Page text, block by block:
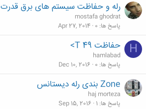
رله و حفاظت سیستم های برق قدرت
mostafa ghodrat
پاسخ ها 0
Apr 27, 2014
H حفاظت 49 T>
hamlabad
پاسخ ها 0
Dec 10, 2016
Zone بندی رله دیستانس
haj morteza
پاسخ ها 1
Sep 15, 2016